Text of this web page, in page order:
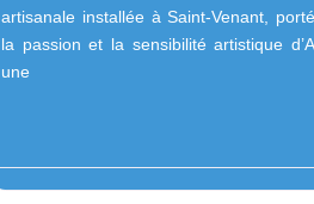
artisanale installée à Saint-Venant,
la passion et la sensibilité artistique
une